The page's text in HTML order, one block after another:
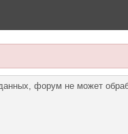
форум не может